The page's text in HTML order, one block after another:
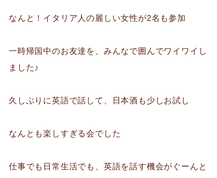
なんと！イタリア人の麗しい女性が2名も参加
一時帰国中のお友達を、みんなで囲んでワイワイし
ました♪
久しぶりに英語で話して、日本酒も少しお試し
なんとも楽しすぎる会でした
仕事でも日常生活でも、英語を話す機会がぐーんと